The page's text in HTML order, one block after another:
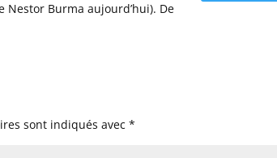
Nestor Burma aujourd’hui). De
sont indiqués avec*